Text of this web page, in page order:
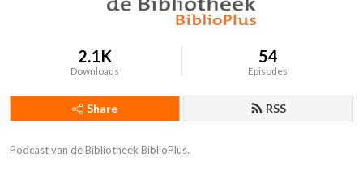
2.1K
Downloads
54
Episodes
Share RSS
Podcast van de Bibliotheek BiblioPlus.